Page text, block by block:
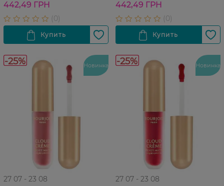
442,49 ГРН 442,49 ГРН
-25% Новинка
27 07 - 23 08
-25% Новинка
27 07 - 23 08